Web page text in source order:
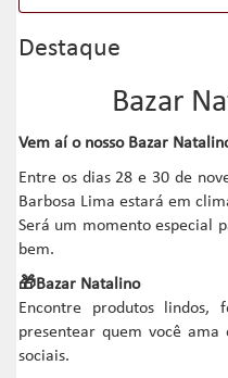
Destaque
Bazar
Vem aí o nosso Bazar
Entre os dias 28 e 30 de
Barbosa Lima estará em
Será um momento especial
bem.
🎁Bazar Natalino
Encontre produtos lindos,
presentear quem você
sociais.